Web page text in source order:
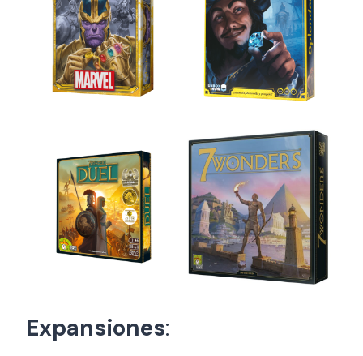
Expansiones: